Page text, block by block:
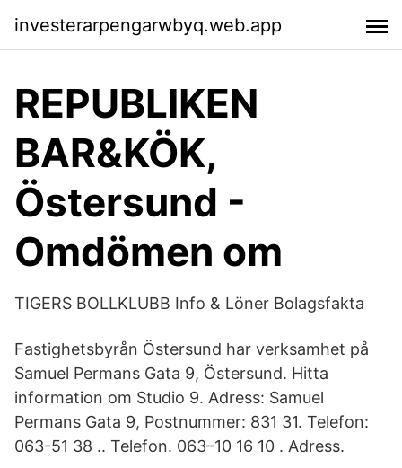
investerarpengarwbyq.web.app
REPUBLIKEN
BAR&KÖK,
Östersund -
Omdömen om
TIGERS BOLLKLUBB Info & Löner Bolagsfakta
Fastighetsbyrån Östersund har verksamhet på
Samuel Permans Gata 9, Östersund. Hitta
information om Studio 9. Adress: Samuel
Permans Gata 9, Postnummer: 831 31. Telefon:
063-51 38 .. Telefon. 063–10 16 10 . Adress.